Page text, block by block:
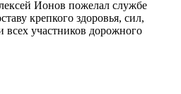
Ионов пожелал службе
крепкого здоровья, сил,
всех участников дорожного